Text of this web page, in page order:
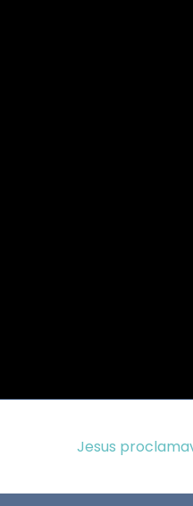
Jesus